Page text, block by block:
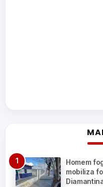
Homem
mobiliza